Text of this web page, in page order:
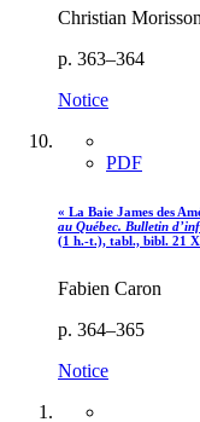
Christian
p. 363–364
Notice
PDF
« La Baie James des
au Québec. Bulletin
(1 h.-t.), tabl., bibl. 21
Fabien Caron
p. 364–365
Notice